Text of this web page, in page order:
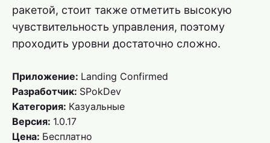
ракетой, стоит также отметить высокую
чувствительность управления, поэтому
проходить уровни достаточно сложно.
Приложение: Landing Confirmed
Разработчик: SPokDev
Категория: Казуальные
Версия: 1.0.17
Цена: Бесплатно